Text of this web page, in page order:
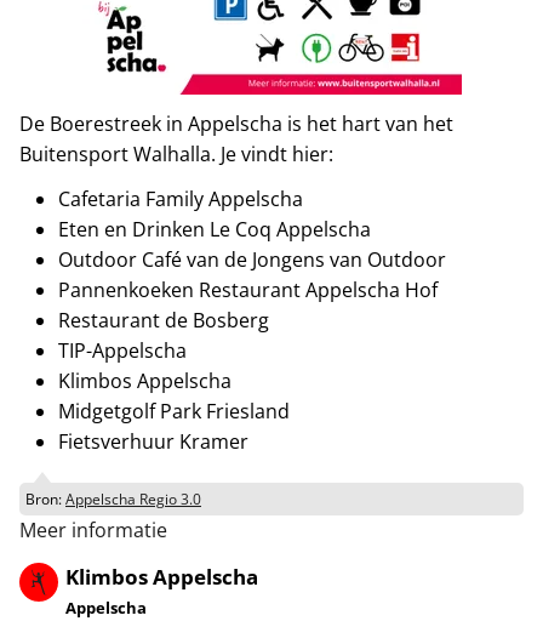
De Boerestreek in Appelscha is het hart van het
Buitensport Walhalla. Je vindt hier:
Cafetaria Family Appelscha
Eten en Drinken Le Coq Appelscha
Outdoor Café van de Jongens van Outdoor
Pannenkoeken Restaurant Appelscha Hof
Restaurant de Bosberg
TIP-Appelscha
Klimbos Appelscha
Midgetgolf Park Friesland
Fietsverhuur Kramer
Bron:Appelscha Regio 3.0
Meer informatie
Klimbos Appelscha
Appelscha